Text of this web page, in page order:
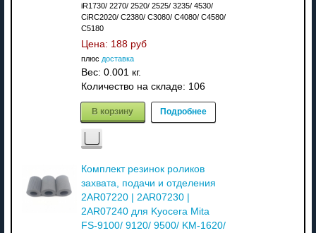
iR1730/ 2270/ 2520/ 2525/ 3235/ 4530/
CiRC2020/ C2380/ C3080/ C4080/ C4580/
C5180
Цена: 188 руб
плюс доставка
Вес: 0.001 кг.
Количество на складе: 106
В корзину Подробнее
Комплект резинок роликов
захвата, подачи и отделения
2AR07220 | 2AR07230 |
2AR07240 для Kyocera Mita
FS-9100/ 9120/ 9500/ KM-1620/